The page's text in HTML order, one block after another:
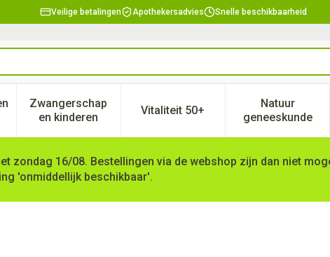
Veilige betalingen Apothekersadvies Snelle beschikbaarheid
verzorging en hygiëne categorie
voor Dieet, voeding en vitamines categorie
Zwangerschap
en kinderenToon submenu voor Zwangerschap en kinderen
Vitaliteit 50+Toon submenu voor Vitaliteit
Natuur
geneeskunde
Toon
zondag 16/08. Bestellingen via de webshop zijn dan niet
'onmiddellijk beschikbaar'.